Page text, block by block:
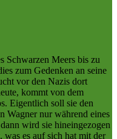
Schwarzen Meers bis zu
zum Gedenken an seine
vor den Nazis dort
kommt von dem
Eigentlich soll sie den
Wagner nur während eines
wird sie hineingezogen
was es auf sich hat mit der